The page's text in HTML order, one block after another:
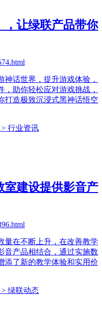
，让绿联产品带你
话世界，提升游戏体验，
助你轻松应对游戏挑战，
打造极致沉浸式黑神话悟空
> 行业资讯
室建设提供影音产
量在不断上升，在改善教学
音产品相结合，通过实施数
添了新的教学体验和实用价
> 绿联动态